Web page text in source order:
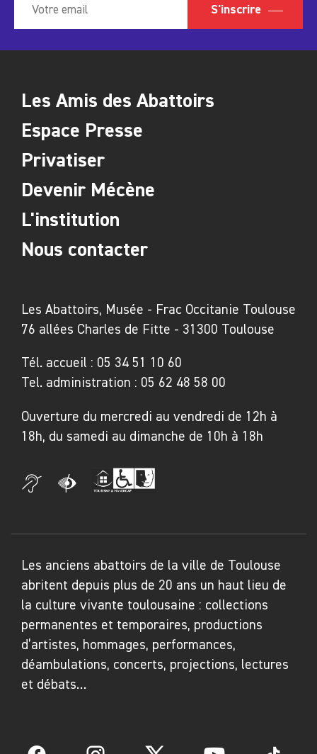
S'inscrire
Les Abattoirs, Musée - Frac Occitanie Toulouse
76 allées Charles de Fitte - 31300 Toulouse
Tél. accueil : 05 34 51 10 60
Tel. administration : 05 62 48 58 00
Ouverture du mercredi au vendredi de 12h à
18h, du samedi au dimanche de 10h à 18h
Les Amis des Abattoirs
Espace Presse
Privatiser
Devenir Mécène
L'institution
Nous contacter
Les anciens abattoirs de la ville de Toulouse
abritent depuis plus de 20 ans un haut lieu de
la culture vivante toulousaine : collections
permanentes et temporaires, productions
d’artistes, hommages, performances,
déambulations, concerts, projections, lectures
et débats…